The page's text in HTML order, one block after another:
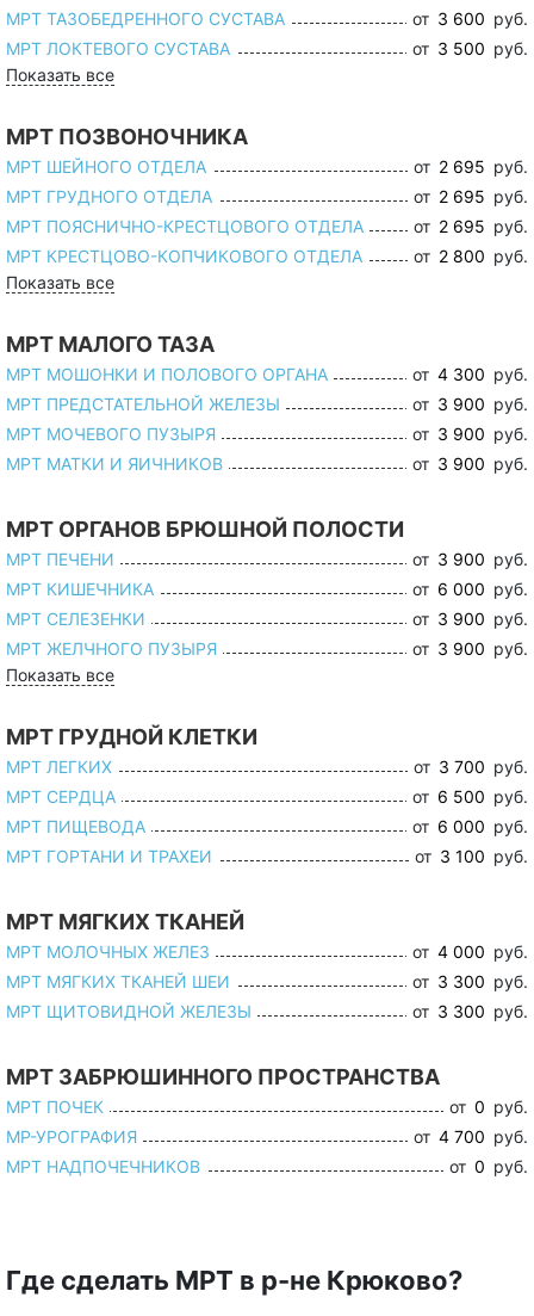
МРТ ТАЗОБЕДРЕННОГО СУСТАВА
от 3 600 руб.
МРТ ЛОКТЕВОГО СУСТАВА
от 3 500 руб.
Показать все
МРТ ПОЗВОНОЧНИКА
МРТ ШЕЙНОГО ОТДЕЛА от 2 695 руб.
МРТ ГРУДНОГО ОТДЕЛА
от 2 695 руб.
МРТ ПОЯСНИЧНО-КРЕСТЦОВОГО ОТДЕЛА
от 2 695 руб.
МРТ КРЕСТЦОВО-КОПЧИКОВОГО ОТДЕЛА
от 2 800 руб.
Показать все
МРТ МАЛОГО ТАЗА
МРТ МОШОНКИ И ПОЛОВОГО ОРГАНА от 4 300 руб.
МРТ ПРЕДСТАТЕЛЬНОЙ ЖЕЛЕЗЫ
от 3 900 руб.
МРТ МОЧЕВОГО ПУЗЫРЯ
от 3 900 руб.
МРТ МАТКИ И ЯИЧНИКОВ
от 3 900 руб.
МРТ ОРГАНОВ БРЮШНОЙ ПОЛОСТИ
МРТ ПЕЧЕНИ от 3 900 руб.
МРТ КИШЕЧНИКА
от 6 000 руб.
МРТ СЕЛЕЗЕНКИ
от 3 900 руб.
МРТ ЖЕЛЧНОГО ПУЗЫРЯ
от 3 900 руб.
Показать все
МРТ ГРУДНОЙ КЛЕТКИ
МРТ ЛЕГКИХ от 3 700 руб.
МРТ СЕРДЦА
от 6 500 руб.
МРТ ПИЩЕВОДА
от 6 000 руб.
МРТ ГОРТАНИ И ТРАХЕИ
от 3 100 руб.
МРТ МЯГКИХ ТКАНЕЙ
МРТ МОЛОЧНЫХ ЖЕЛЕЗ от 4 000 руб.
МРТ МЯГКИХ ТКАНЕЙ ШЕИ
от 3 300 руб.
МРТ ЩИТОВИДНОЙ ЖЕЛЕЗЫ
от 3 300 руб.
МРТ ЗАБРЮШИННОГО ПРОСТРАНСТВА
МРТ ПОЧЕК от 0 руб.
МР-УРОГРАФИЯ
от 4 700 руб.
МРТ НАДПОЧЕЧНИКОВ
от 0 руб.
Где сделать МРТ в р-не Крюково?